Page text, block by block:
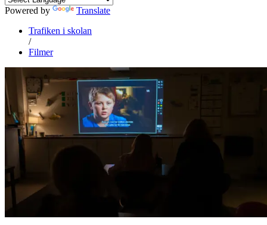
Powered by
Translate
Trafiken i skolan
/
Filmer